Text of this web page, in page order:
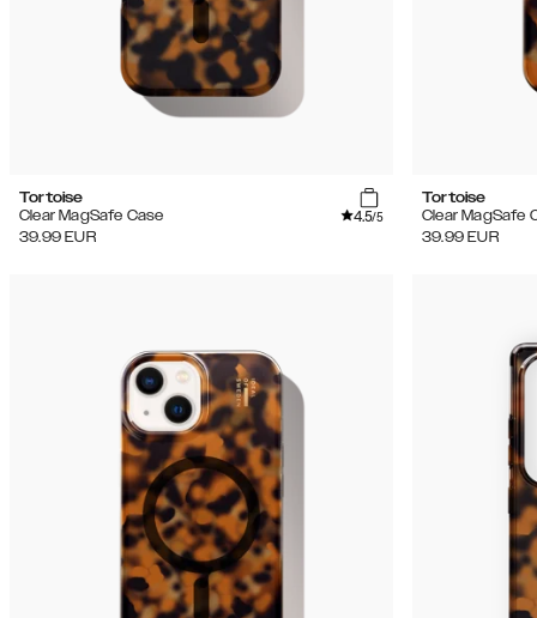
Tortoise
Clear MagSafe Case
4.5/5
39.99 EUR
Tortoise
Clear MagSafe
39.99 EUR